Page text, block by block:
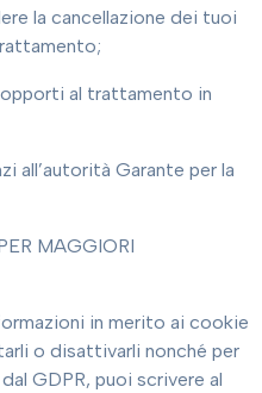
la cancellazione dei tuoi
al trattamento in
all’autorità Garante per la
MAGGIORI
in merito ai cookie
o disattivarli nonché per
GDPR, puoi scrivere al